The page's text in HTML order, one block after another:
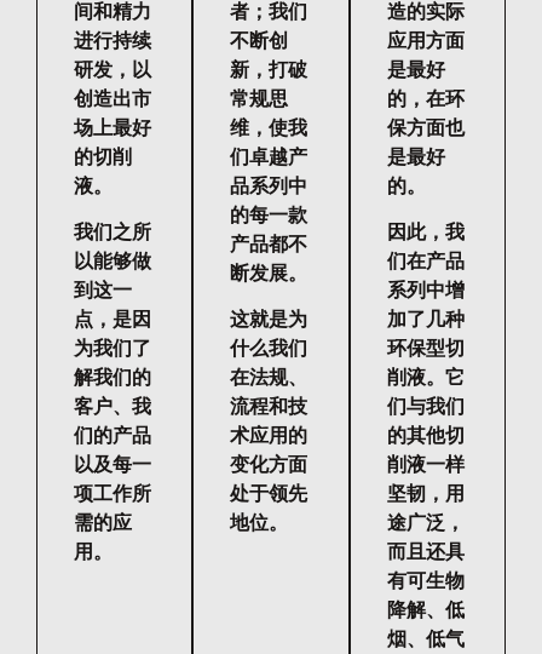
间和精力
进行持续
研发，以
创造出市
场上最好
的切削
液。
我们之所
以能够做
到这一
点，是因
为我们了
解我们的
客户、我
们的产品
以及每一
项工作所
需的应
用。
者；我们
不断创
新，打破
常规思
维，使我
们卓越产
品系列中
的每一款
产品都不
断发展。
这就是为
什么我们
在法规、
流程和技
术应用的
变化方面
处于领先
地位。
造的实际
应用方面
是最好
的，在环
保方面也
是最好
的。
因此，我
们在产品
系列中增
加了几种
环保型切
削液。它
们与我们
的其他切
削液一样
坚韧，用
途广泛，
而且还具
有可生物
降解、低
烟、低气